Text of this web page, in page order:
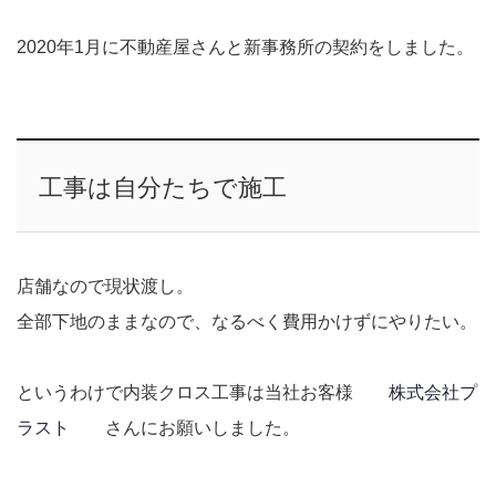
2020年1月に不動産屋さんと新事務所の契約をしました。
工事は自分たちで施工
店舗なので現状渡し。
全部下地のままなので、なるべく費用かけずにやりたい。
というわけで内装クロス工事は当社お客様 株式会社プ
ラスト
さんにお願いしました。